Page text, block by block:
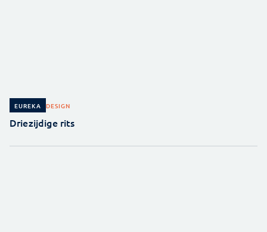
EUREKA DESIGN
Driezijdige rits